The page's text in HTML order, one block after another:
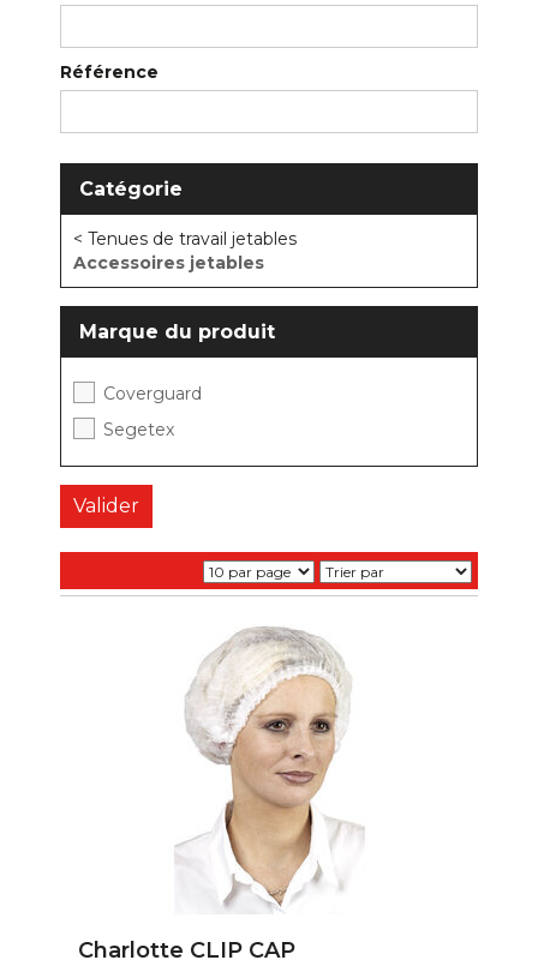
Référence
Catégorie
< Tenues de travail jetables
Accessoires jetables
Marque du produit
Coverguard
Segetex
Charlotte CLIP CAP